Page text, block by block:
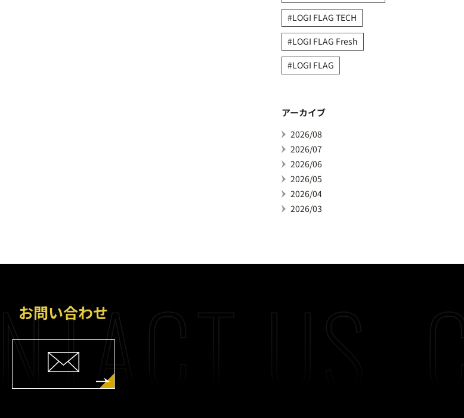
LOGI FLAG TECH
LOGI FLAG Fresh
LOGI FLAG
アーカイブ
2026/08
2026/07
2026/06
2026/05
2026/04
2026/03
US
お問い合わせ